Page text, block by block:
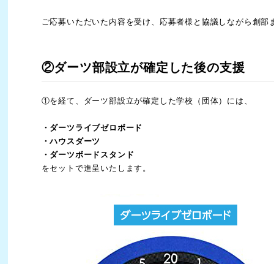
ご応募いただいた内容を受け、応募者様と協議しながら創部
②ダーツ部設立が確定した後の支援
①を経て、ダーツ部設立が確定した学校（団体）には、
・ダーツライブゼロボード
・ハウスダーツ
・ダーツボードスタンド
をセットで進呈いたします。